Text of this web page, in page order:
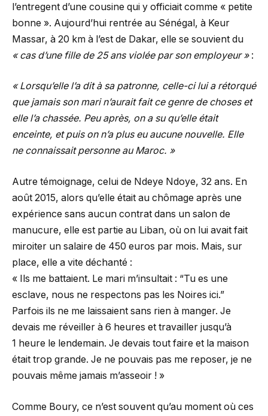
l’entregent d’une cousine qui y officiait comme « petite
bonne ». Aujourd’hui rentrée au Sénégal, à Keur
Massar, à 20 km à l’est de Dakar, elle se souvient du
« cas d’une fille de 25 ans violée par son employeur »:
« Lorsqu’elle l’a dit à sa patronne, celle-ci lui a rétorqué
que jamais son mari n’aurait fait ce genre de choses et
elle l’a chassée. Peu après, on a su qu’elle était
enceinte, et puis on n’a plus eu aucune nouvelle. Elle
ne connaissait personne au Maroc. »
Autre témoignage, celui de Ndeye Ndoye, 32 ans. En
août 2015, alors qu’elle était au chômage après une
expérience sans aucun contrat dans un salon de
manucure, elle est partie au Liban, où on lui avait fait
miroiter un salaire de 450 euros par mois. Mais, sur
place, elle a vite déchanté :
« Ils me battaient. Le mari m’insultait : “Tu es une
esclave, nous ne respectons pas les Noires ici.”
Parfois ils ne me laissaient sans rien à manger. Je
devais me réveiller à 6 heures et travailler jusqu’à
1 heure le lendemain. Je devais tout faire et la maison
était trop grande. Je ne pouvais pas me reposer, je ne
pouvais même jamais m’asseoir ! »
Comme Boury, ce n’est souvent qu’au moment où ces